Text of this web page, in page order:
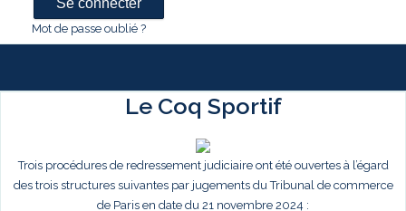
Mot de passe oublié ?
Le Coq Sportif
Trois procédures de redressement judiciaire ont été ouvertes à l’égard
des trois structures suivantes par jugements du Tribunal de commerce
de Paris en date du 21 novembre 2024 :